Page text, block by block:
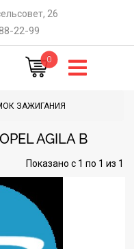
26
22-99
0
ЗАЖИГАНИЯ
AGILA B
Показано с 1 по 1 из 1